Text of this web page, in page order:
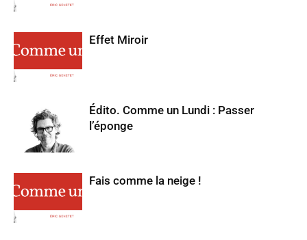
Effet Miroir
Édito. Comme un Lundi : Passer
l’éponge
Fais comme la neige !